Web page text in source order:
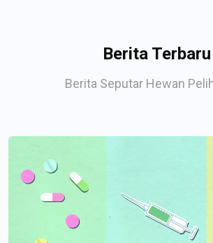
Berita Terbaru
Berita Seputar Hewan